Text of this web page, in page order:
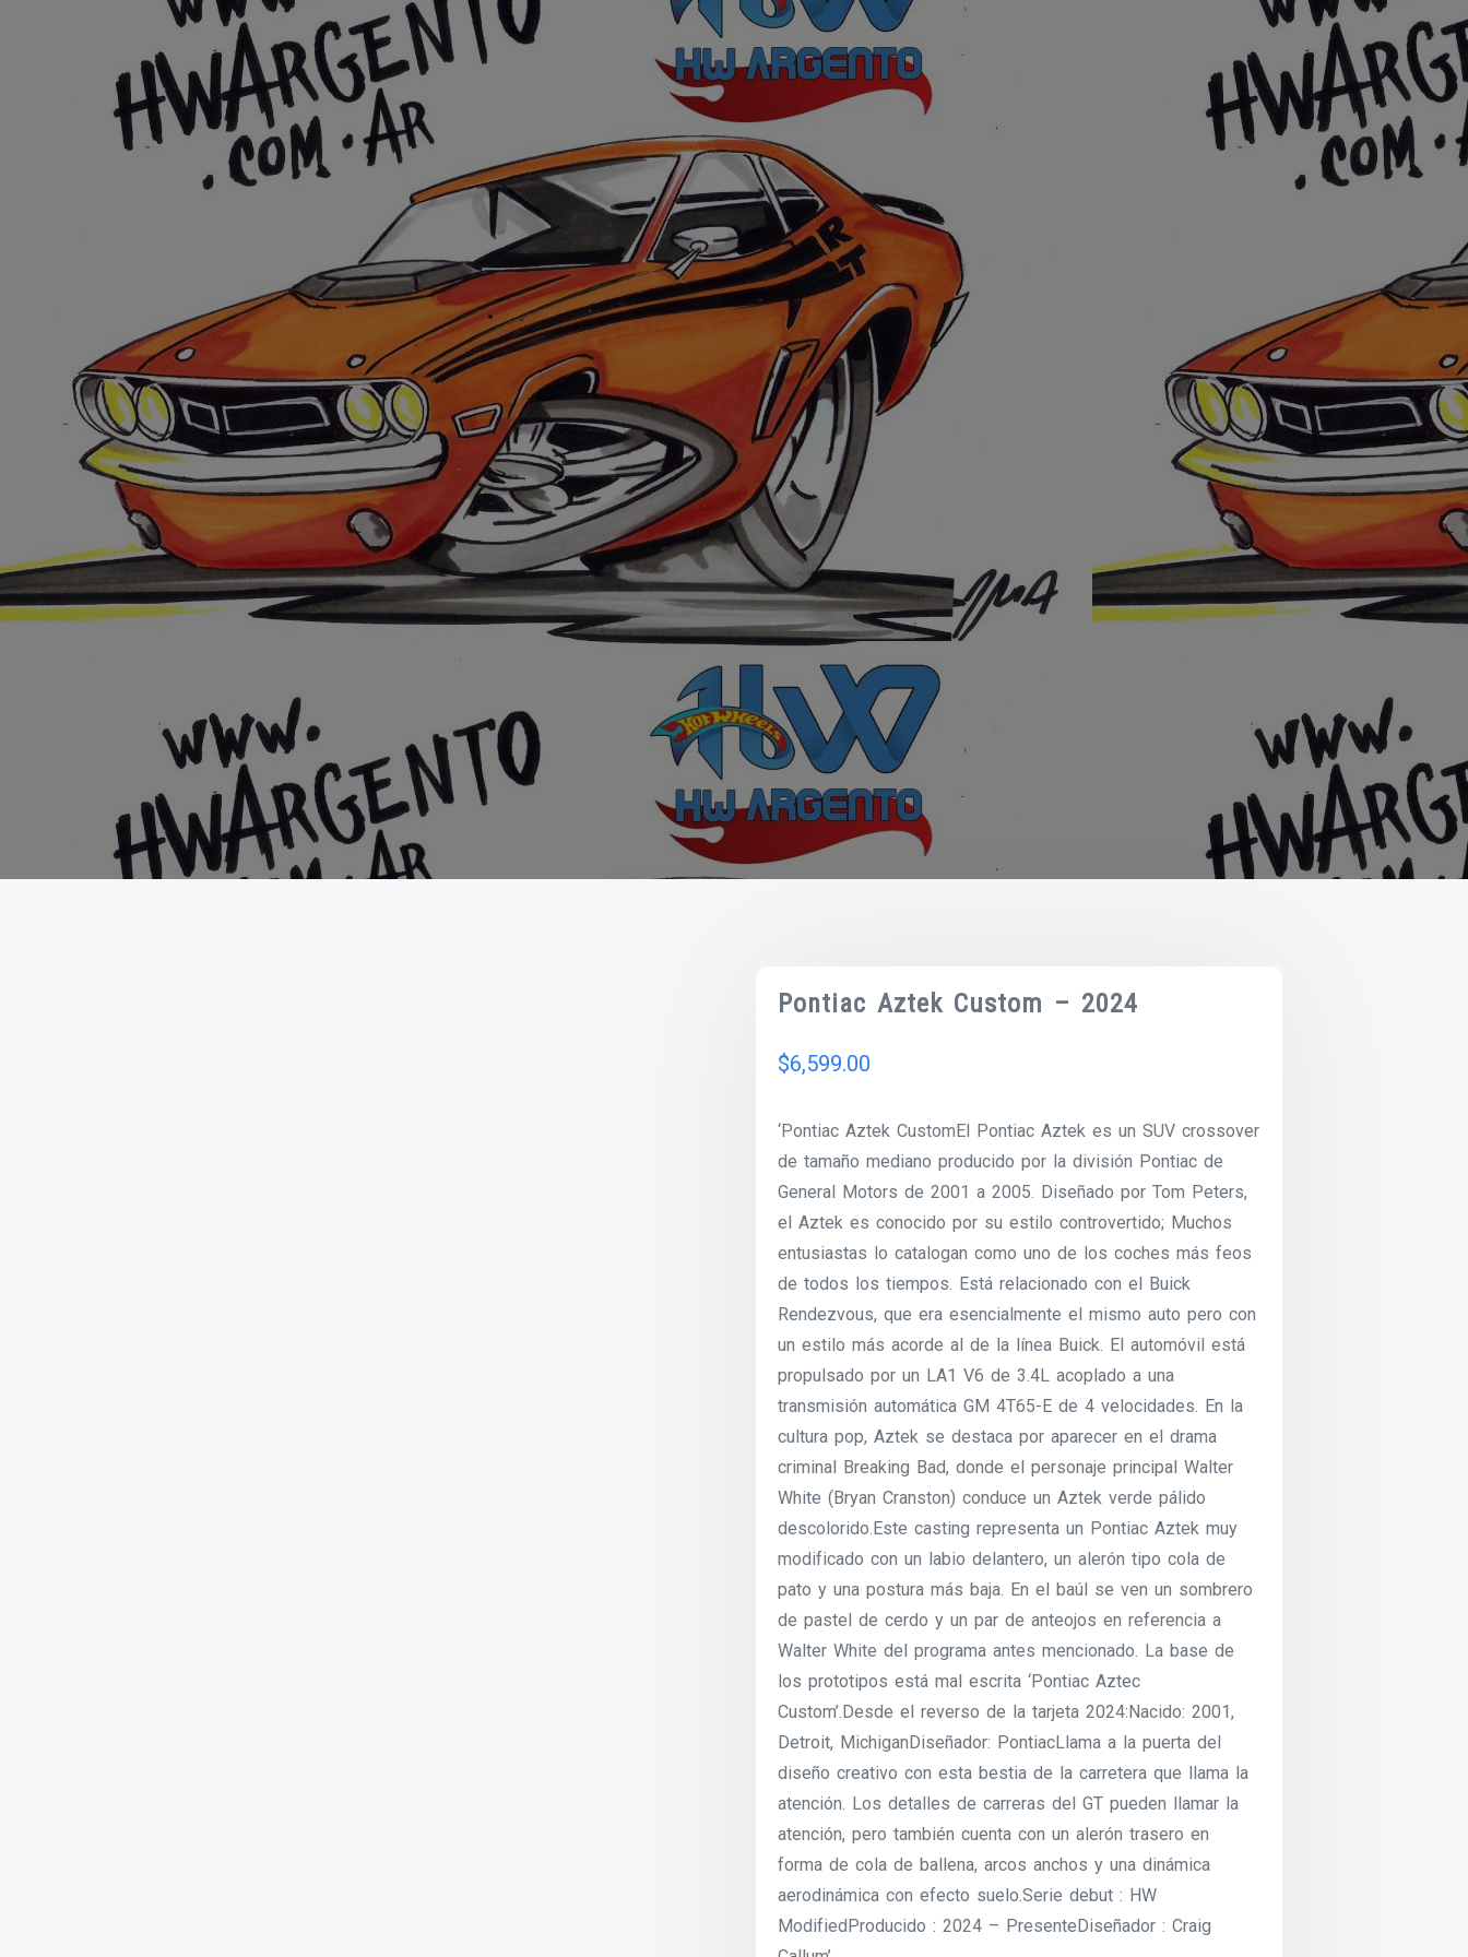
Pontiac Aztek Custom – 2024
$6,599.00
‘Pontiac Aztek CustomEl Pontiac Aztek es un SUV crossover
de tamaño mediano producido por la división Pontiac de
General Motors de 2001 a 2005. Diseñado por Tom Peters,
el Aztek es conocido por su estilo controvertido; Muchos
entusiastas lo catalogan como uno de los coches más feos
de todos los tiempos. Está relacionado con el Buick
Rendezvous, que era esencialmente el mismo auto pero con
un estilo más acorde al de la línea Buick. El automóvil está
propulsado por un LA1 V6 de 3.4L acoplado a una
transmisión automática GM 4T65-E de 4 velocidades. En la
cultura pop, Aztek se destaca por aparecer en el drama
criminal Breaking Bad, donde el personaje principal Walter
White (Bryan Cranston) conduce un Aztek verde pálido
descolorido.Este casting representa un Pontiac Aztek muy
modificado con un labio delantero, un alerón tipo cola de
pato y una postura más baja. En el baúl se ven un sombrero
de pastel de cerdo y un par de anteojos en referencia a
Walter White del programa antes mencionado. La base de
los prototipos está mal escrita ‘Pontiac Aztec
Custom’.Desde el reverso de la tarjeta 2024:Nacido: 2001,
Detroit, MichiganDiseñador: PontiacLlama a la puerta del
diseño creativo con esta bestia de la carretera que llama la
atención. Los detalles de carreras del GT pueden llamar la
atención, pero también cuenta con un alerón trasero en
forma de cola de ballena, arcos anchos y una dinámica
aerodinámica con efecto suelo.Serie debut : HW
ModifiedProducido : 2024 – PresenteDiseñador : Craig